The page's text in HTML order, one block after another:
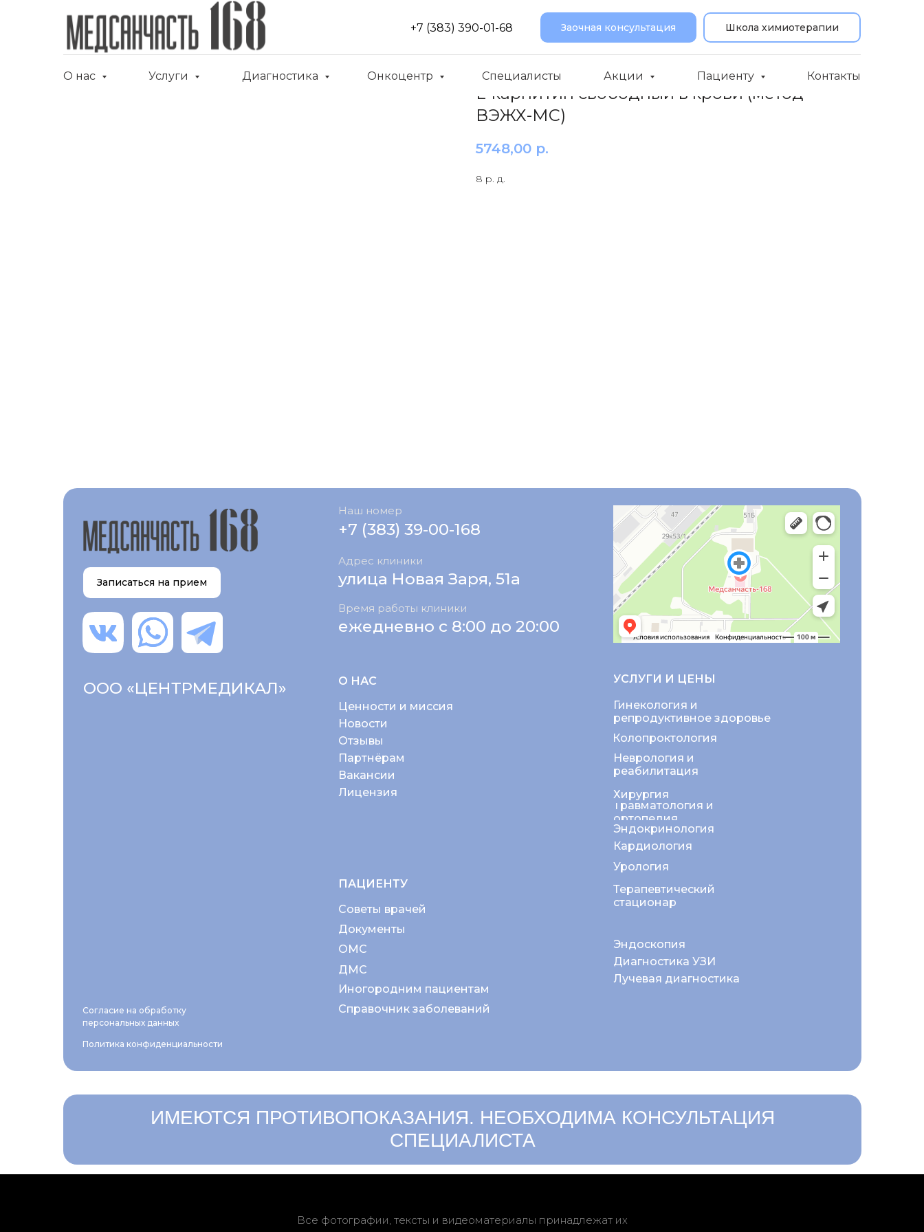
+7 (383) 390-01-68 Заочная консультация Школа химиотерапии
О нас Услуги Диагностика Онкоцентр Специалисты Акции Пациенту Контакты
L-карнитин свободный в крови (метод
ВЭЖХ-МС)
5748,00 р.
8 р. д.
О НАС
Политика конфиденциальности
Согласие на обработку
персональных данных
Ценности и миссия
Новости
+7 (383) 39-00-168
Отзывы
Партнёрам
Вакансии
Лицензия
Неврология и
реабилитация
Колопроктология
Хирургия
Гинекология и
репродуктивное здоровье
Диагностика УЗИ
Эндоскопия
Травматология и
ортопедия
Эндокринология
Терапевтический
стационар
Кардиология
Урология
Лучевая диагностика
УСЛУГИ И ЦЕНЫ
ПАЦИЕНТУ
Советы врачей
ОМС
Документы
ДМС
Иногородним пациентам
Справочник заболеваний
Наш номер
ежедневно с 8:00 до 20:00
Время работы клиники
Адрес клиники
улица Новая Заря, 51а
ООО «ЦЕНТРМЕДИКАЛ»
Записаться на прием
ИМЕЮТСЯ ПРОТИВОПОКАЗАНИЯ. НЕОБХОДИМА КОНСУЛЬТАЦИЯ
СПЕЦИАЛИСТА
Все фотографии, тексты и видеоматериалы принадлежат их